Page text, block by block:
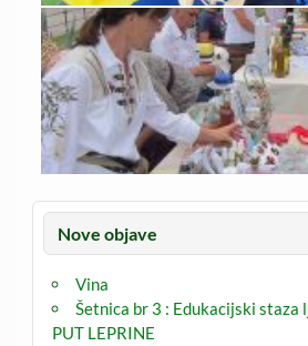
Nove objave
Vina
Šetnica br 3 : Edukacijski staza
PUT LEPRINE